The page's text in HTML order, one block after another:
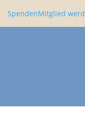
SpendenMitglied